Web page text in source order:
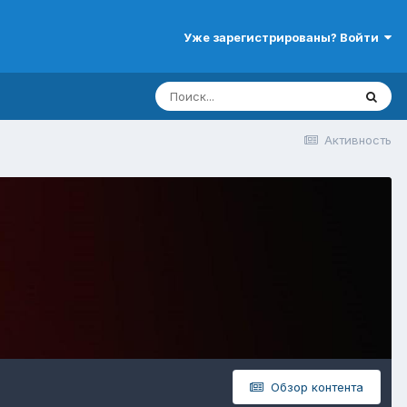
Уже зарегистрированы? Войти
Активность
Обзор контента